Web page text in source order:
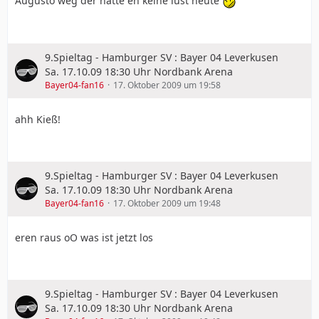
9.Spieltag - Hamburger SV : Bayer 04 Leverkusen
Sa. 17.10.09 18:30 Uhr Nordbank Arena
Bayer04-fan16 17. Oktober 2009 um 19:58
ahh Kieß!
9.Spieltag - Hamburger SV : Bayer 04 Leverkusen
Sa. 17.10.09 18:30 Uhr Nordbank Arena
Bayer04-fan16 17. Oktober 2009 um 19:48
eren raus oO was ist jetzt los
9.Spieltag - Hamburger SV : Bayer 04 Leverkusen
Sa. 17.10.09 18:30 Uhr Nordbank Arena